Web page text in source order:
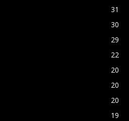
31
30
29
22
20
20
20
19